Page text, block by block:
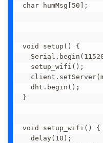
char humMsg[50];
void setup() {
  setup_wifi();
  dht.begin();
}
void setup_wifi() {
  delay(10);